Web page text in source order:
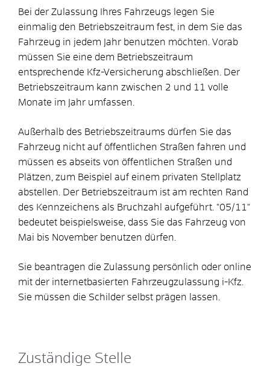
Bei der Zulassung Ihres Fahrzeugs legen Sie
einmalig den Betriebszeitraum fest, in dem Sie das
Fahrzeug in jedem Jahr benutzen möchten. Vorab
müssen Sie eine dem Betriebszeitraum
entsprechende Kfz-Versicherung abschließen. Der
Betriebszeitraum kann zwischen 2 und 11 volle
Monate im Jahr umfassen.
Außerhalb des Betriebszeitraums dürfen Sie das
Fahrzeug nicht auf öffentlichen Straßen fahren und
müssen es abseits von öffentlichen Straßen und
Plätzen, zum Beispiel auf einem privaten Stellplatz
abstellen. Der Betriebszeitraum ist am rechten Rand
des Kennzeichens als Bruchzahl aufgeführt. "05/11"
bedeutet beispielsweise, dass Sie das Fahrzeug von
Mai bis November benutzen dürfen.
Sie beantragen die Zulassung persönlich oder online
mit der internetbasierten Fahrzeugzulassung i-Kfz.
Sie müssen die Schilder selbst prägen lassen.
Zuständige Stelle